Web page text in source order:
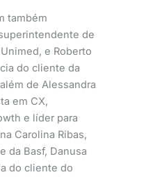
também
de
e Roberto
do cliente da
de Alessandra
em CX,
e líder para
Carolina Ribas,
da Basf, Danusa
do cliente do